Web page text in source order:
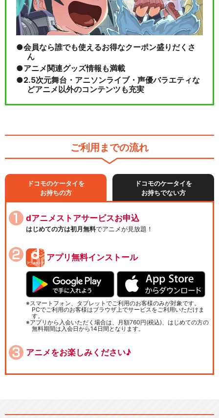
会員なら誰でも使えるお得なクーポン盛りだくさ
ん
アニメ関連グッズ情報も満載
2.5次元舞台・アニソンライブ・声優バラエティな
どアニメ以外のコンテンツも充実
ご利用までの流れ
ドコモのケータイを
お持ちの方
ドコモのケータイを
お持ちでない方
dアニメストアサービスお申込
はじめての方は初月無料でアニメが見放題！
アプリ無料インストール
スマートフォン、タブレットでご利用のお客様のみが対象です。
PCでご利用のお客様はブラウザ上でサービスをご利用いただけま
す。
アプリから入会いただく場合は、月額760円(税込)、はじめての方の
無料期間は入会日から14日間となります。
アニメをお楽しみください♪